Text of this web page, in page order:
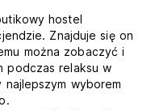
hostel
Znajduje się on
można zobaczyć i
podczas relaksu w
najlepszym wyborem